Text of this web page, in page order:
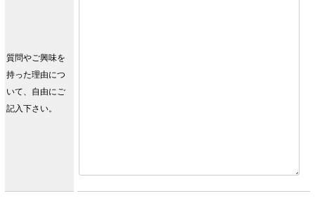
質問やご興味を
持った理由につ
いて、自由にご
記入下さい。